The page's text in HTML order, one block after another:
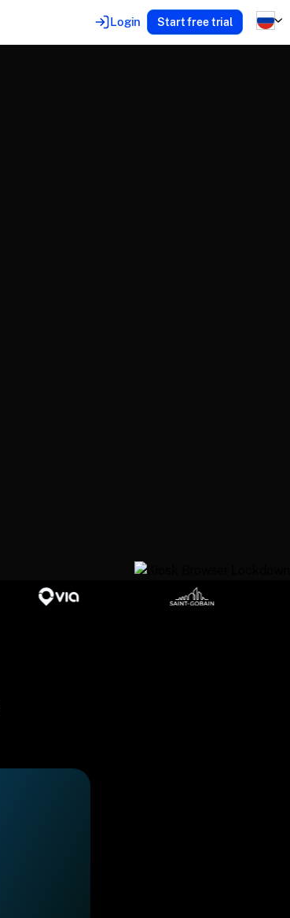
Login Start free trial